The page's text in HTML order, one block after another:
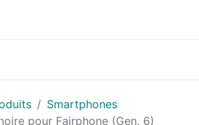
Smartphones
pour Fairphone (Gen. 6)